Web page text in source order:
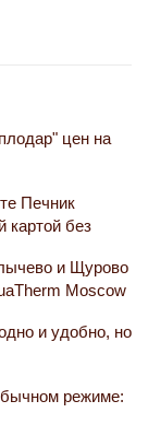
цен на
Печник
картой без
и Щурово
Moscow
и удобно, но
режиме: